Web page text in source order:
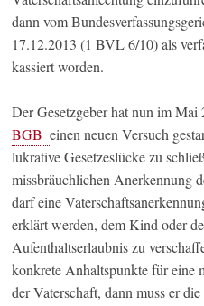
dann vom
17.12.2013 (1 BVL 6/10) als
kassiert worden.
Der Gesetzgeber hat nun im
BGB einen neuen Versuch
lukrative Gesetzeslücke zu
missbräuchlichen Anerkennung
darf eine
erklärt werden, dem Kind oder
Aufenthaltserlaubnis zu
konkrete Anhaltspunkte für eine
der Vaterschaft, dann muss er